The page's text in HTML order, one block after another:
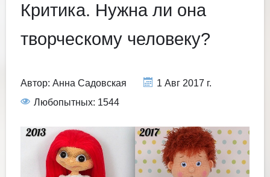
Критика. Нужна ли она
творческому человеку?
Автор: Анна Садовская
1 Авг 2017 г.
Любопытных: 1544